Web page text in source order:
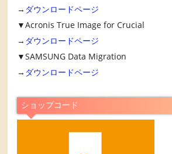
→ ダウンロードページ
▼Acronis True Image for Crucial
→ ダウンロードページ
▼SAMSUNG Data Migration
→ ダウンロードページ
ショップコード